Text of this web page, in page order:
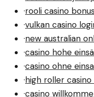
·rooli casino
·vulkan casino
·new australian
·casino hohe
·casino ohne
·high roller
·casino